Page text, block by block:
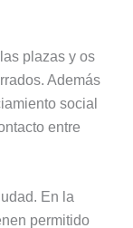
plazas y os
Además
social
entre
En la
permitido